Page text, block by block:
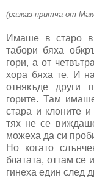
(разказ-притча от
Имаше в старо
табори бяха
гори, а от
хора бяха те. И
отнякъде други
горите. Там
стара и клоните
тях не се
можеха да си
Но когато
блатата, оттам се
гинеха един след